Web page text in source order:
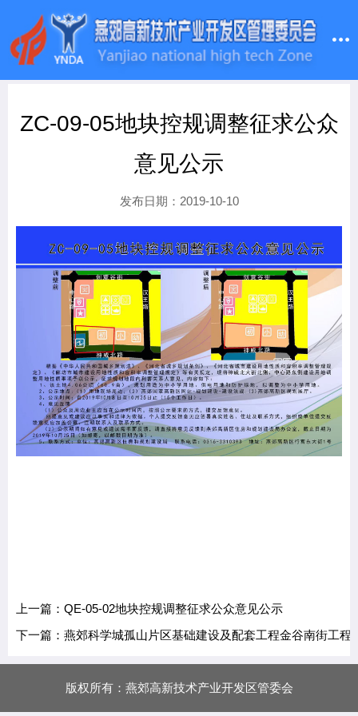
ZC-09-05地块控规调整征求公众
意见公示
发布日期：2019-10-10
上一篇：QE-05-02地块控规调整征求公众意见公示
下一篇：燕郊科学城孤山片区基础建设及配套工程金谷南街工程
版权所有：燕郊高新技术产业开发区管委会